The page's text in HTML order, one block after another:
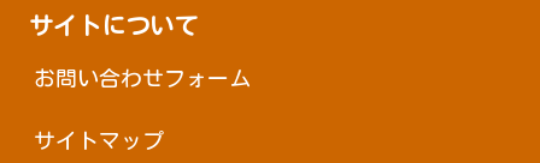
サイトについて
お問い合わせフォーム
サイトマップ